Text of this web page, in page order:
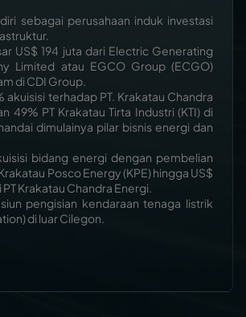
sebagai perusahaan induk investasi
US$ 194 juta dari Electric Generating
Limited atau EGCO Group (ECGO)
di CDI Group.
akuisisi terhadap PT. Krakatau Chandra
49% PT Krakatau Tirta Industri (KTI) di
dimulainya pilar bisnis energi dan
bidang energi dengan pembelian
Posco Energy (KPE) hingga US$
Krakatau Chandra Energi.
pengisian kendaraan tenaga listrik
di luar Cilegon.